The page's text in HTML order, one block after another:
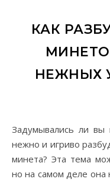
КАК
НЕЖНЫХ
Задумывались ли вы когда-нибудь о том, как можно
нежно и игриво
минета? Эта тема
но на самом деле она